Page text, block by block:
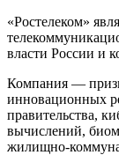
«Ростелеком»
власти России и
Компания —
инновационных
правительства,
вычислений,
жилищно-